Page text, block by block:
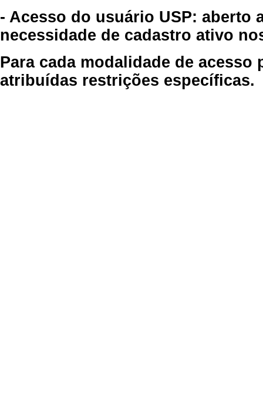
- Acesso do usuário USP: aberto
necessidade de cadastro ativo
Para cada modalidade de
atribuídas restrições específicas.